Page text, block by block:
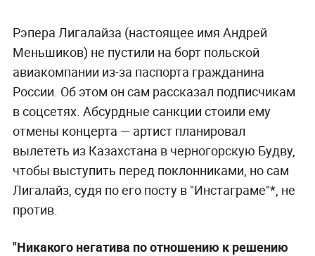
Рэпера Лигалайза (настоящее имя Андрей
Меньшиков) не пустили на борт польской
авиакомпании из-за паспорта гражданина
России. Об этом он сам рассказал подписчикам
в соцсетях. Абсурдные санкции стоили ему
отмены концерта — артист планировал
вылететь из Казахстана в черногорскую Будву,
чтобы выступить перед поклонниками, но сам
Лигалайз, судя по его посту в "Инстаграме"*, не
против.
"Никакого негатива по отношению к решению